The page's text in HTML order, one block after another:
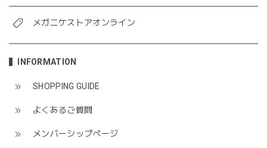
メガニケストアオンライン
INFORMATION
SHOPPING GUIDE
よくあるご質問
メンバーシップページ